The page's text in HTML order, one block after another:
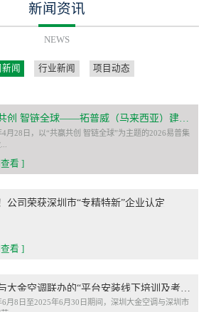
新闻资讯
NEWS
新闻 行业新闻 项目动态
4月28日，以“共赢共创 智链全球”为主题的2026易普集
看 ]
公司荣获深圳市“专精特新”企业认定
看 ]
6月8日至2025年6月30日期间，深圳大金空调与深圳市